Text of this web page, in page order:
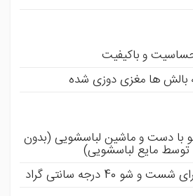
و باکیفیت
بالش ها مغزی دوزی شده
دست و ماشین لباسشویی (بدون
توسط مایع لباسشویی)
40 درجه سانتی گراد